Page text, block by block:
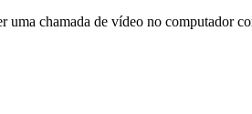
uma chamada de vídeo no computador